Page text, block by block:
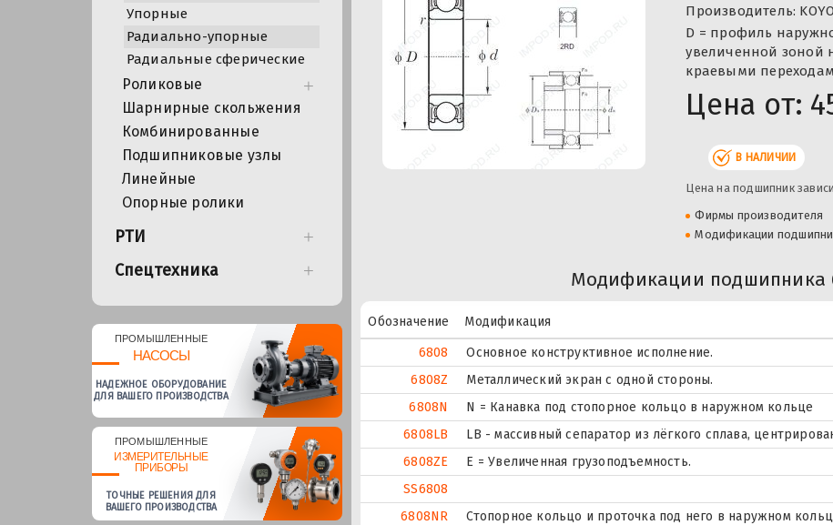
Упорные
Радиально-упорные
Радиальные сферические
Роликовые
Шарнирные скольжения
Комбинированные
Подшипниковые узлы
Линейные
Опорные ролики
РТИ
Спецтехника
ПРОМЫШЛЕННЫЕ
НАСОСЫ
НАДЕЖНОЕ ОБОРУДОВАНИЕ
ДЛЯ ВАШЕГО ПРОИЗВОДСТВА
ПРОМЫШЛЕННЫЕ
ИЗМЕРИТЕЛЬНЫЕ
ПРИБОРЫ
ТОЧНЫЕ РЕШЕНИЯ ДЛЯ
ВАШЕГО ПРОИЗВОДСТВА
Производитель:
D = профиль
увеличенной зоной
краевыми
Цена от:
В НАЛИЧИИ
Цена на подшипник
Фирмы производителя
Модификации
Модификации подшипника
Обозначение
Модификация
6808
Основное конструктивное исполнение.
6808Z
Металлический экран с одной стороны.
6808N
N = Канавка под стопорное кольцо в наружном кольце
6808LB
LB - массивный сепаратор из лёгкого сплава,
6808ZE
Е = Увеличенная грузоподъемность.
SS6808
6808NR
Стопорное кольцо и проточка под него в наружном